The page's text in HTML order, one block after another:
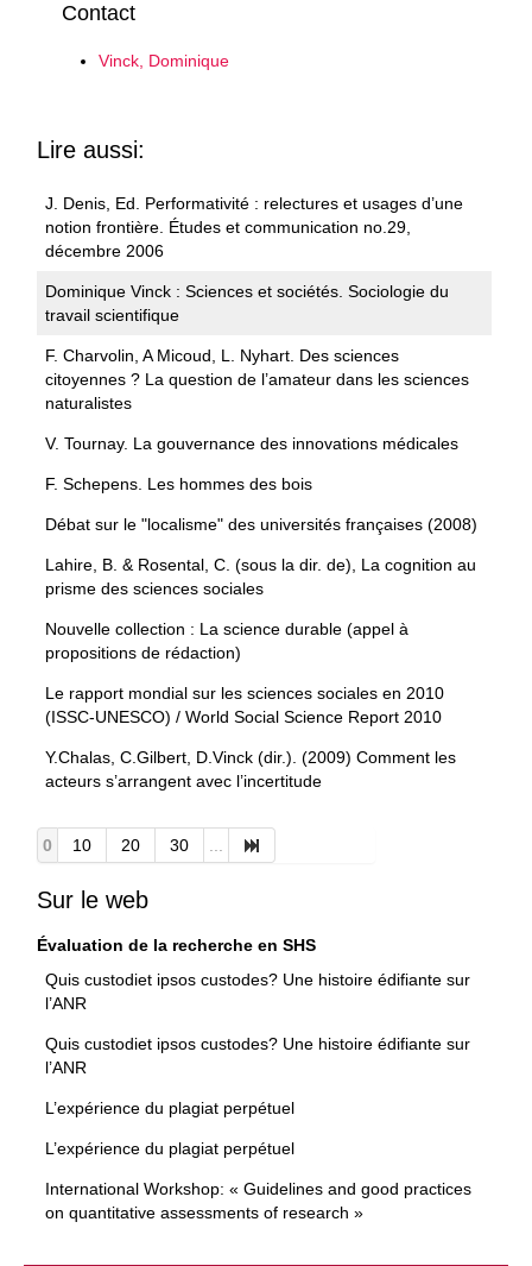
Contact
Vinck, Dominique
Lire aussi:
J. Denis, Ed. Performativité : relectures et usages d’une
notion frontière. Études et communication no.29,
décembre 2006
Dominique Vinck : Sciences et sociétés. Sociologie du
travail scientifique
F. Charvolin, A Micoud, L. Nyhart. Des sciences
citoyennes ? La question de l’amateur dans les sciences
naturalistes
V. Tournay. La gouvernance des innovations médicales
F. Schepens. Les hommes des bois
Débat sur le "localisme" des universités françaises (2008)
Lahire, B. & Rosental, C. (sous la dir. de), La cognition au
prisme des sciences sociales
Nouvelle collection : La science durable (appel à
propositions de rédaction)
Le rapport mondial sur les sciences sociales en 2010
(ISSC-UNESCO) / World Social Science Report 2010
Y.Chalas, C.Gilbert, D.Vinck (dir.). (2009) Comment les
acteurs s’arrangent avec l’incertitude
0 10 20 30
Sur le web
Évaluation de la recherche en SHS
Quis custodiet ipsos custodes? Une histoire édifiante sur
l’ANR
Quis custodiet ipsos custodes? Une histoire édifiante sur
l’ANR
L’expérience du plagiat perpétuel
L’expérience du plagiat perpétuel
International Workshop: « Guidelines and good practices
on quantitative assessments of research »